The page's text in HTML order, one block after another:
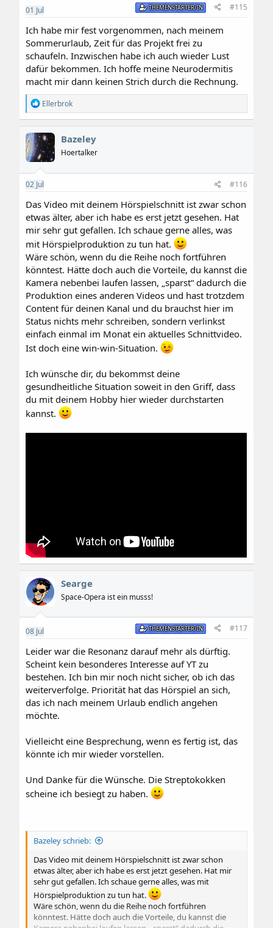
n
01 Jul THEMENSTARTER/IN #115
Ich habe mir fest vorgenommen, nach meinem
Sommerurlaub, Zeit für das Projekt frei zu
schaufeln. Inzwischen habe ich auch wieder Lust
dafür bekommen. Ich hoffe meine Neurodermitis
macht mir dann keinen Strich durch die Rechnung.
R
e
a
k
t
i
o
n
e
n
Ellerbrok
Bazeley
Hoertalker
02 Jul #116
Das Video mit deinem Hörspielschnitt ist zwar schon
etwas älter, aber ich habe es erst jetzt gesehen. Hat
mir sehr gut gefallen. Ich schaue gerne alles, was
mit Hörspielproduktion zu tun hat.
Wäre schön, wenn du die Reihe noch fortführen
könntest. Hätte doch auch die Vorteile, du kannst die
Kamera nebenbei laufen lassen, „sparst“ dadurch die
Produktion eines anderen Videos und hast trotzdem
Content für deinen Kanal und du brauchst hier im
Status nichts mehr schreiben, sondern verlinkst
einfach einmal im Monat ein aktuelles Schnittvideo.
Ist doch eine win-win-Situation.
Ich wünsche dir, du bekommst deine
gesundheitliche Situation soweit in den Griff, dass
du mit deinem Hobby hier wieder durchstarten
kannst.
Searge
Space-Opera ist ein musss!
08 Jul THEMENSTARTER/IN #117
Leider war die Resonanz darauf mehr als dürftig.
Scheint kein besonderes Interesse auf YT zu
bestehen. Ich bin mir noch nicht sicher, ob ich das
weiterverfolge. Priorität hat das Hörspiel an sich,
das ich nach meinem Urlaub endlich angehen
möchte.
Vielleicht eine Besprechung, wenn es fertig ist, das
könnte ich mir wieder vorstellen.
Und Danke für die Wünsche. Die Streptokokken
scheine ich besiegt zu haben.
Bazeley schrieb:
Das Video mit deinem Hörspielschnitt ist zwar schon
etwas älter, aber ich habe es erst jetzt gesehen. Hat mir
sehr gut gefallen. Ich schaue gerne alles, was mit
Hörspielproduktion zu tun hat.
Wäre schön, wenn du die Reihe noch fortführen
könntest. Hätte doch auch die Vorteile, du kannst die